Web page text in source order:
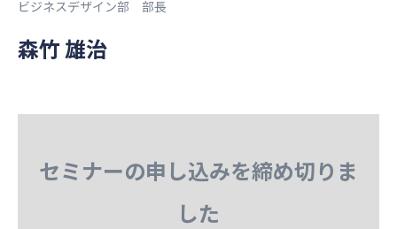
ビジネスデザイン部 部長
森竹 雄治
セミナーの申し込みを締め切りま
した